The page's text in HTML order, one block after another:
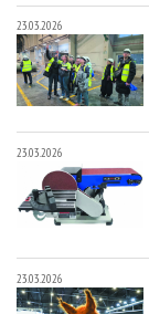
23.03.2026
23.03.2026
23.03.2026